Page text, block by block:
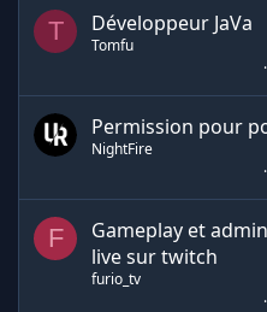
T Développeur JaVa
Tomfu
Permission pour
NightFire
F
Gameplay et
live sur twitch
furio_tv